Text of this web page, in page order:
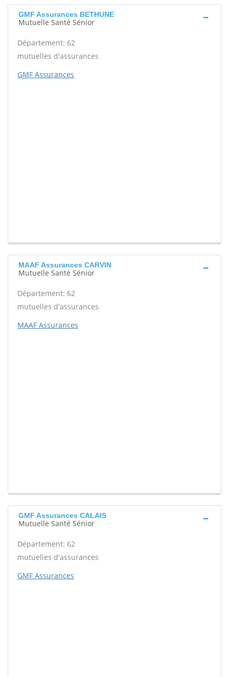
GMF Assurances BETHUNE
Mutuelle Santé Sénior
Département: 62
mutuelles d'assurances
GMF Assurances
MAAF Assurances CARVIN
Mutuelle Santé Sénior
Département: 62
mutuelles d'assurances
MAAF Assurances
GMF Assurances CALAIS
Mutuelle Santé Sénior
Département: 62
mutuelles d'assurances
GMF Assurances